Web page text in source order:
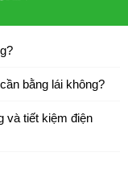
bằng lái không?
và tiết kiệm điện